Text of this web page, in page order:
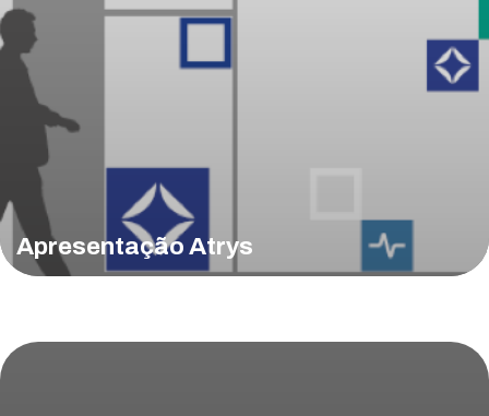
Apresentação Atrys